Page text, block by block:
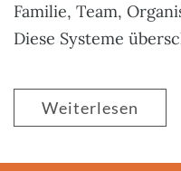
Familie, Team,
Diese Systeme
Weiterlesen